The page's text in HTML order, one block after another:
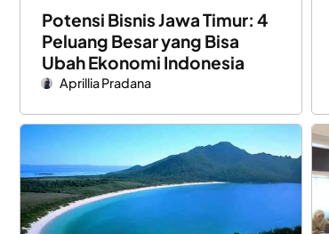
Potensi Bisnis Jawa Timur: 4
Peluang Besar yang Bisa
Ubah Ekonomi Indonesia
Aprillia Pradana